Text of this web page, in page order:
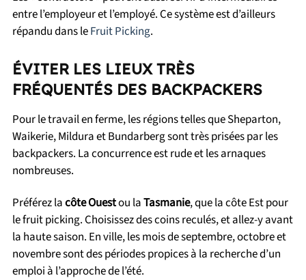
entre l’employeur et l’employé. Ce système est d’ailleurs
répandu dans leFruit Picking.
ÉVITER LES LIEUX TRÈS
FRÉQUENTÉS DES BACKPACKERS
Pour le travail en ferme, les régions telles que Sheparton,
Waikerie, Mildura et Bundarberg sont très prisées par les
backpackers. La concurrence est rude et les arnaques
nombreuses.
Préférez lacôte Ouestou laTasmanie, que la côte Est pour
le fruit picking. Choisissez des coins reculés, et allez-y avant
la haute saison. En ville, les mois de septembre, octobre et
novembre sont des périodes propices à la recherche d’un
emploi à l’approche de l’été.